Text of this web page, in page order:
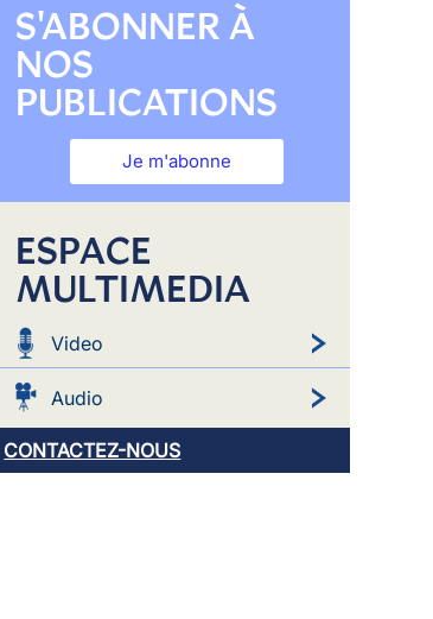
S'ABONNER À
NOS
PUBLICATIONS
Je m'abonne
ESPACE
MULTIMEDIA
Video
Audio
CONTACTEZ-NOUS